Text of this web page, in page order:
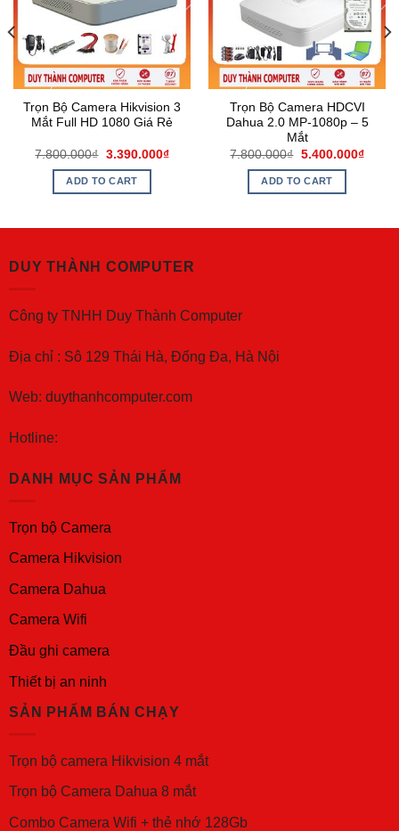
Trọn Bộ Camera Hikvision 3
Mắt Full HD 1080 Giá Rẻ
7.800.000₫ 3.390.000₫
ADD TO CART
Trọn Bộ Camera HDCVI
Dahua 2.0 MP-1080p – 5
Mắt
7.800.000₫ 5.400.000₫
ADD TO CART
DUY THÀNH COMPUTER
Công ty TNHH Duy Thành Computer
Địa chỉ : Sô 129 Thái Hà, Đống Đa, Hà Nội
Web: duythanhcomputer.com
Hotline:
DANH MỤC SẢN PHẨM
Trọn bộ Camera
Camera Hikvision
Camera Dahua
Camera Wifi
Đầu ghi camera
Thiết bị an ninh
SẢN PHẨM BÁN CHẠY
Trọn bộ camera Hikvision 4 mắt
Trọn bộ Camera Dahua 8 mắt
Combo Camera Wifi + thẻ nhớ 128Gb